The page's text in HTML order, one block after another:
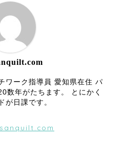
ワーク指導員 愛知県在住 パ
数年がたちます。 とにかく
が日課です。